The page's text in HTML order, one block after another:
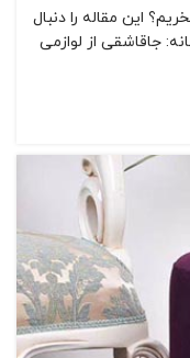
این مقاله را دنبال
جاقاشقی از لوازمی